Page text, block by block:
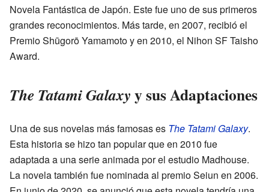
Novela Fantástica de Japón. Este fue uno de sus primeros
grandes reconocimientos. Más tarde, en 2007, recibió el
Premio Shūgorō Yamamoto y en 2010, el Nihon SF Taisho
Award.
The Tatami Galaxyy sus Adaptaciones
Una de sus novelas más famosas es The Tatami Galaxy.
Esta historia se hizo tan popular que en 2010 fue
adaptada a una serie animada por el estudio Madhouse.
La novela también fue nominada al premio Seiun en 2006.